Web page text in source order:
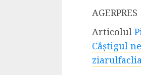
AGERPRES
Articolul
Câștigul